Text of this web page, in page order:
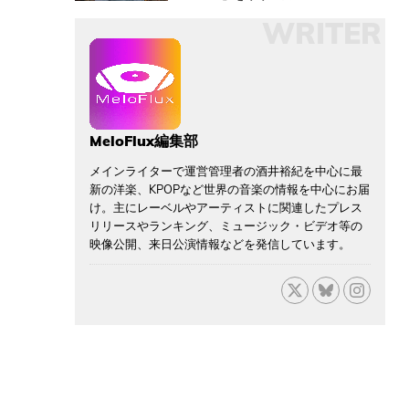
MeloFlux編集部
メインライターで運営管理者の酒井裕紀を中心に最
新の洋楽、KPOPなど世界の音楽の情報を中心にお届
け。主にレーベルやアーティストに関連したプレス
リリースやランキング、ミュージック・ビデオ等の
映像公開、来日公演情報などを発信しています。